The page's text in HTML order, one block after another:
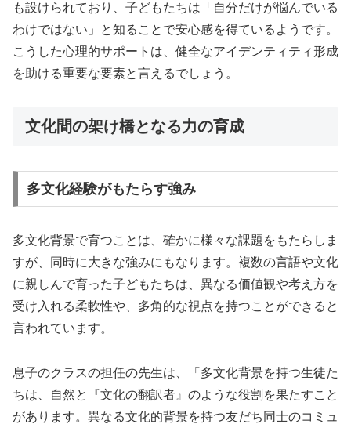
も設けられており、子どもたちは「自分だけが悩んでいる
わけではない」と知ることで安心感を得ているようです。
こうした心理的サポートは、健全なアイデンティティ形成
を助ける重要な要素と言えるでしょう。
文化間の架け橋となる力の育成
多文化経験がもたらす強み
多文化背景で育つことは、確かに様々な課題をもたらしま
すが、同時に大きな強みにもなります。複数の言語や文化
に親しんで育った子どもたちは、異なる価値観や考え方を
受け入れる柔軟性や、多角的な視点を持つことができると
言われています。
息子のクラスの担任の先生は、「多文化背景を持つ生徒た
ちは、自然と『文化の翻訳者』のような役割を果たすこと
があります。異なる文化的背景を持つ友だち同士のコミュ